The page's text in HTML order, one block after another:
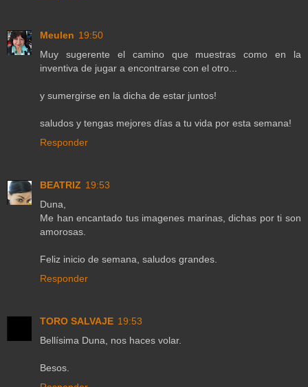
Meulen 19:50
Muy sugerente el camino que muestras como en la
inventiva de jugar a encontrarse con el otro...
y sumergirse en la dicha de estar juntos!
saludos y tengas mejores días a tu vida por esta semana!
Responder
BEATRIZ 19:53
Duna,
Me han encantado tus imagenes marinas, dichas por ti son
amorosas.
Feliz inicio de semana, saludos grandes.
Responder
TORO SALVAJE 19:53
Bellísima Duna, nos haces volar.
Besos.